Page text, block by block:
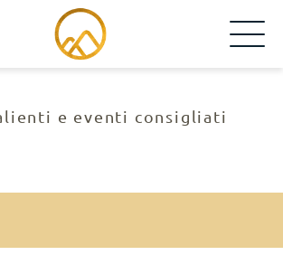
e eventi consigliati